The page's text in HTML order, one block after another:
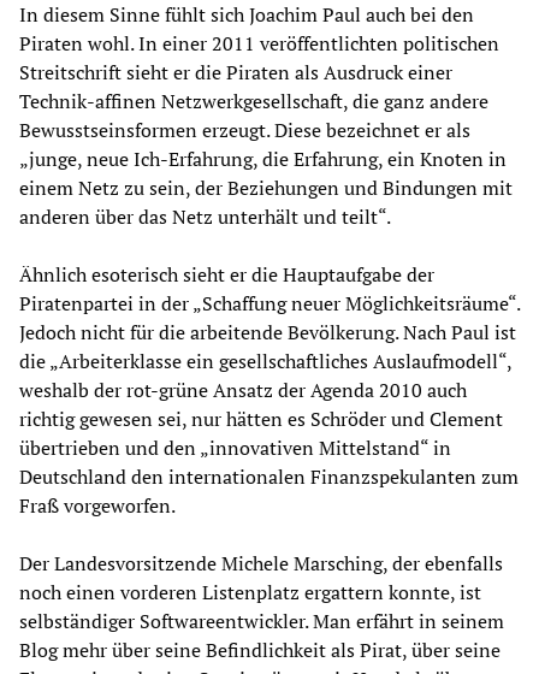
In diesem Sinne fühlt sich Joachim Paul auch bei den
Piraten wohl. In einer 2011 veröffentlichten politischen
Streitschrift sieht er die Piraten als Ausdruck einer
Technik-affinen Netzwerkgesellschaft, die ganz andere
Bewusstseinsformen erzeugt. Diese bezeichnet er als
„junge, neue Ich-Erfahrung, die Erfahrung, ein Knoten in
einem Netz zu sein, der Beziehungen und Bindungen mit
anderen über das Netz unterhält und teilt“.
Ähnlich esoterisch sieht er die Hauptaufgabe der
Piratenpartei in der „Schaffung neuer Möglichkeitsräume“.
Jedoch nicht für die arbeitende Bevölkerung. Nach Paul ist
die „Arbeiterklasse ein gesellschaftliches Auslaufmodell“,
weshalb der rot-grüne Ansatz der Agenda 2010 auch
richtig gewesen sei, nur hätten es Schröder und Clement
übertrieben und den „innovativen Mittelstand“ in
Deutschland den internationalen Finanzspekulanten zum
Fraß vorgeworfen.
Der Landesvorsitzende Michele Marsching, der ebenfalls
noch einen vorderen Listenplatz ergattern konnte, ist
selbständiger Softwareentwickler. Man erfährt in seinem
Blog mehr über seine Befindlichkeit als Pirat, über seine